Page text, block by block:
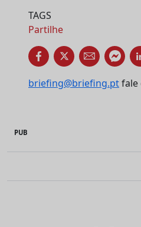
TAGS
Partilhe
briefing@briefing.ptfale
PUB